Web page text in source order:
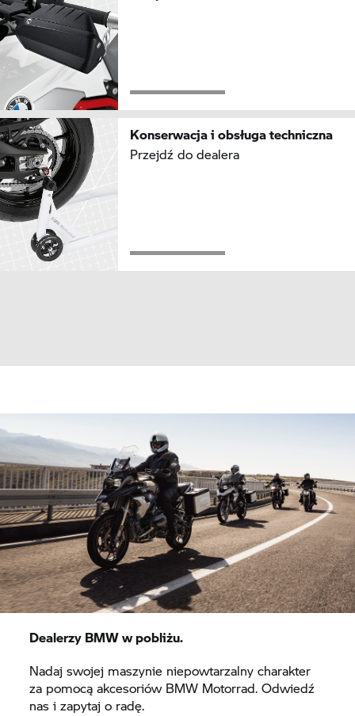
Konserwacja i obsługa techniczna
Przejdź do dealera
Dealerzy BMW w pobliżu.
Nadaj swojej maszynie niepowtarzalny charakter
za pomocą akcesoriów BMW Motorrad. Odwiedź
nas i zapytaj o radę.